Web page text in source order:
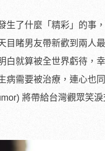
生了什麼「精彩」的事
目睹男友帶新歡到兩人
白就算被全世界虧待，
病需要被治療， 連心也
將帶給台灣觀眾笑淚